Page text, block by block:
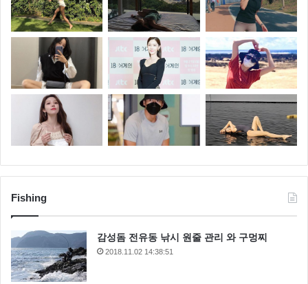
Fishing
감성돔 전유동 낚시 원줄 관리 와 구멍찌
2018.11.02 14:38:51